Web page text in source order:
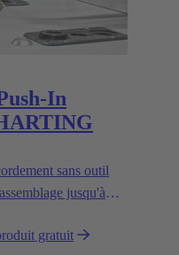
In
sans outil
jusqu'à
gratuit